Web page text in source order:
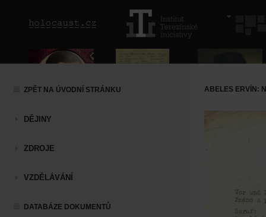
ZPĚT NA ÚVODNÍ STRÁNKU
DĚJINY
ZDROJE
VZDĚLÁVÁNÍ
DATABÁZE DOKUMENTŮ
ABELES ERVÍN: